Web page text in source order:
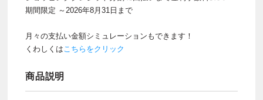
期間限定 ～2026年8月31日まで
月々の支払い金額シミュレーションもできます！
くわしくはこちらをクリック
商品説明